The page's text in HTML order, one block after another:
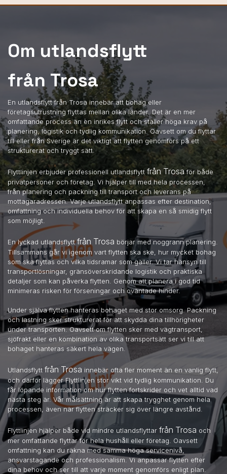
Om utlandsflytt
från Trosa
En utlandsflytt från Trosa innebär att bohag eller
företagsutrustning flyttas mellan olika länder. Det är en mer
omfattande process än en inrikes flytt och ställer höga krav på
planering, logistik och tydlig kommunikation. Oavsett om du flyttar
till eller från Sverige är det viktigt att flytten genomförs på ett
strukturerat och tryggt sätt.
Flyttlinjen erbjuder professionell utlandsflytt från Trosaför både
privatpersoner och företag. Vi hjälper till med hela processen,
från planering och packning till transport och leverans på
mottagaradressen. Varje utlandsflytt anpassas efter destination,
omfattning och individuella behov för att skapa en så smidig flytt
som möjligt.
En lyckad utlandsflyttfrån Trosa börjar med noggrann planering.
Tillsammans går vi igenom vart flytten ska ske, hur mycket bohag
som ska flyttas och vilka tidsramar som gäller. Vi tar hänsyn till
transportlösningar, gränsöverskridande logistik och praktiska
detaljer som kan påverka flytten. Genom att planera i god tid
minimeras risken för förseningar och oväntade hinder.
Under själva flytten hanteras bohaget med stor omsorg. Packning
och lastning sker strukturerat för att skydda dina tillhörigheter
under transporten. Oavsett om flytten sker med vägtransport,
sjöfrakt eller en kombination av olika transportsätt ser vi till att
bohaget hanteras säkert hela vägen.
Utlandsflytt från Trosa innebär ofta fler moment än en vanlig flytt,
och därför lägger Flyttlinjen stor vikt vid tydlig kommunikation. Du
får löpande information om hur flytten fortskrider och vet alltid vad
nästa steg är. Vår målsättning är att skapa trygghet genom hela
processen, även när flytten sträcker sig över längre avstånd.
Flyttlinjen hjälper både vid mindre utlandsflyttar från Trosa och
mer omfattande flyttar för hela hushåll eller företag. Oavsett
omfattning kan du räkna med samma höga servicenivå,
ansvarstagande och professionalism. Vi anpassar flytten efter
dina behov och ser till att varje moment genomförs enligt plan.